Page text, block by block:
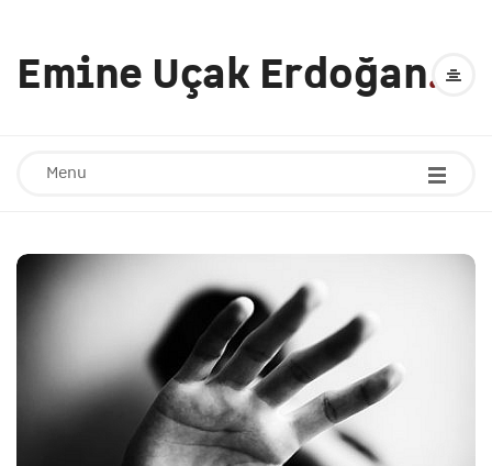
Emine Uçak Erdoğan.
Menu